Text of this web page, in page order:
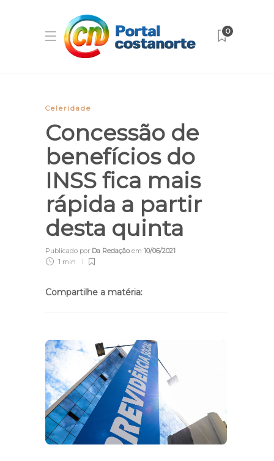
0
Celeridade
Concessão de
benefícios do
INSS fica mais
rápida a partir
desta quinta
Publicado por Da Redaçãoem 10/06/2021
1 min
Compartilhe a matéria: